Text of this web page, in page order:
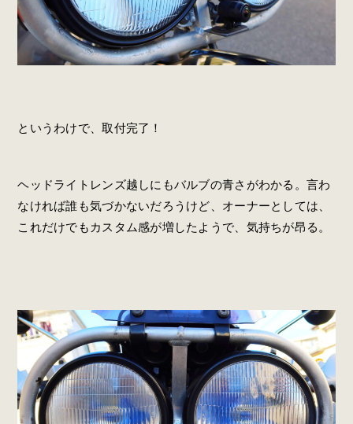
というわけで、取付完了！
ヘッドライトレンズ越しにもバルブの青さがわかる。言わ
なければ誰も気づかないだろうけど、オーナーとしては、
これだけでもカスタム感が増したようで、気持ちが昂る。